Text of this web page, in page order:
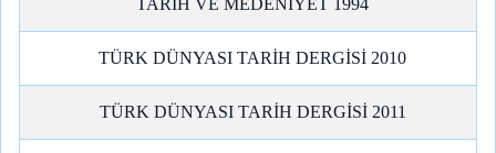
TARİH VE MEDENİYET 1994
TÜRK DÜNYASI TARİH DERGİSİ 2010
TÜRK DÜNYASI TARİH DERGİSİ 2011